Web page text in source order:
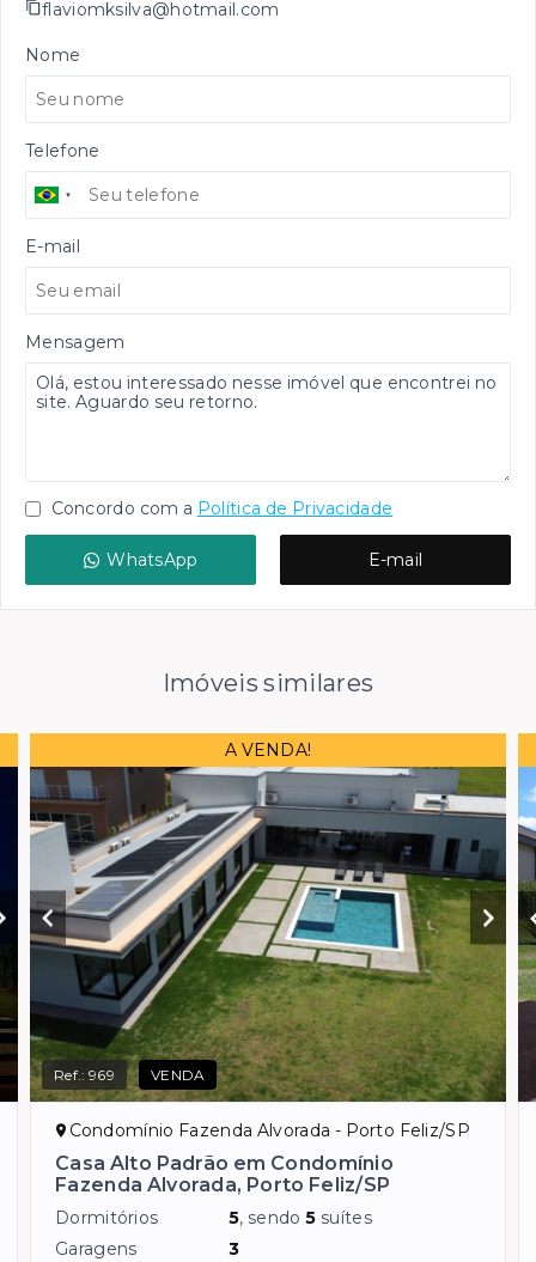
flaviomksilva@hotmail.com
Nome
Telefone
E-mail
Mensagem
Concordo com a Política de Privacidade
WhatsApp E-mail
Imóveis similares
A VENDA!
Ref.:969 VENDA
Condomínio Fazenda Alvorada - Porto Feliz/SP
Casa Alto Padrão em Condomínio
Fazenda Alvorada, Porto Feliz/SP
Dormitórios 5, sendo5 suítes
Garagens
3